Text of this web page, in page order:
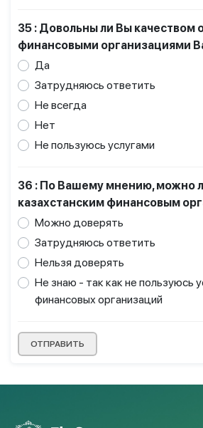
35 : Довольны ли Вы качеством
финансовыми организациями
Да
Затрудняюсь ответить
Не всегда
Нет
Не пользуюсь услугами
36 : По Вашему мнению, можно
казахстанским финансовым
Можно доверять
Затрудняюсь ответить
Нельзя доверять
Не знаю - так как не пользуюсь
финансовых организаций
ОТПРАВИТЬ